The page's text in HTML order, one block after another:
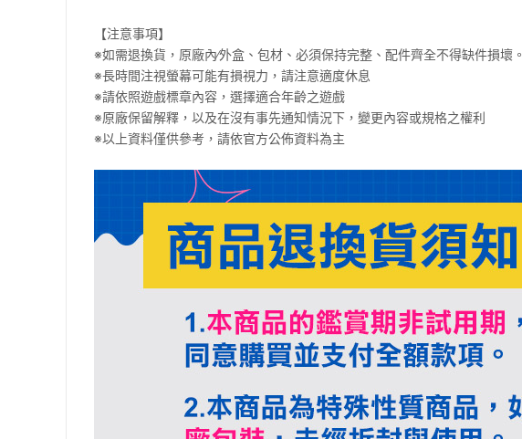
【注意事項】
※如需退換貨，原廠內∕外盒、包材、必須保持完整、配件齊全不得缺件損壞。
※長時間注視螢幕可能有損視力，請注意適度休息
※請依照遊戲標章內容，選擇適合年齡之遊戲
※原廠保留解釋，以及在沒有事先通知情況下，變更內容或規格之權利
※以上資料僅供參考，請依官方公佈資料為主